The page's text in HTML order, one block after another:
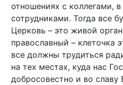
отношениях с коллегами,
сотрудниками. Тогда все
Церковь – это живой
православный – клеточка
все должны трудиться
на тех местах, куда нас
добросовестно и во